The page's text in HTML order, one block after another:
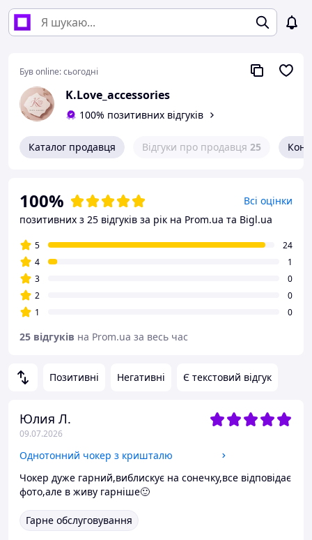
Був online:сьогодні
K.Love_accessories
100% позитивних відгуків
Каталог продавця Відгуки про продавця 25
Позитивні Негативні Є текстовий відгук
Юлия Л.
09.07.2026
Однотонний чокер з кришталю
Чокер дуже гарний,виблискує на сонечку,все відповідає
фото,але в живу гарніше🙂
Гарне обслуговування
100%
Всі оцінки
позитивних з 25 відгуків за рік на Prom.ua та Bigl.ua
5
24
4
1
3
0
2
0
1
0
25 відгуків на Prom.ua за весь час